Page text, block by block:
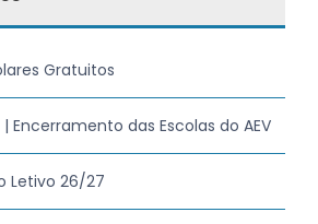
Gratuitos
| Encerramento das Escolas do AEV
Letivo 26/27